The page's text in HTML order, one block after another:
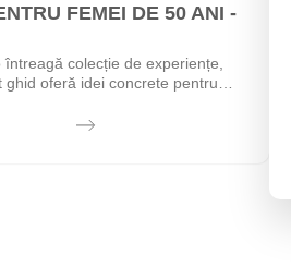
FEMEI DE 50 ANI -
colecție de experiențe,
ghid oferă idei concrete pentru